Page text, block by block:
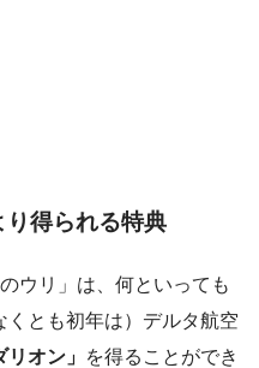
り得られる特典
ウリ」は、何といっても
くとも初年は）デルタ航空
リオン」 を得ることができ